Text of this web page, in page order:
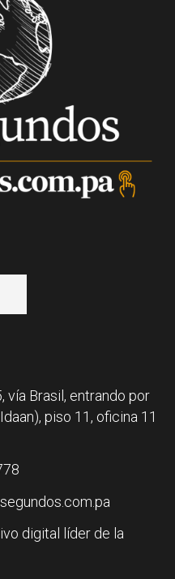
vía Brasil, entrando por
piso 11, oficina 11
digital líder de la